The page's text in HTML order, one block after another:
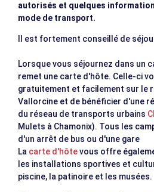
autorisés et quelques
mode de transport.
Il est fortement conseillé de
Lorsque vous séjournez dans un
remet une carte d'hôte. Celle-ci
gratuitement et facilement sur le
Vallorcine et de bénéficier d'une
du réseau de transports urbains
Mulets à Chamonix). Tous les
d'un arrêt de bus ou d'une gare
La carte d'hôtevous offre
les installations sportives et
piscine, la patinoire et les musées.